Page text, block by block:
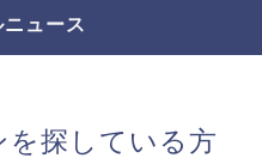
ュース
を探している方